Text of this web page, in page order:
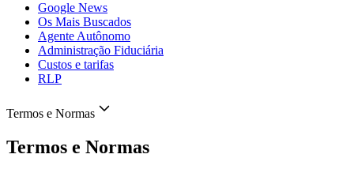
Google News
Os Mais Buscados
Agente Autônomo
Administração Fiduciária
Custos e tarifas
RLP
Termos e Normas
Termos e Normas